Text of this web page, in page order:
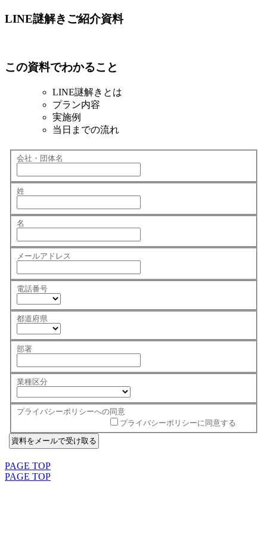
LINE謎解きご紹介資料
この資料でわかること
LINE謎解きとは
プラン内容
実施例
当日までの流れ
会社・団体名
姓
名
メールアドレス
電話番号
都道府県
部署
業種区分
プライバシーポリシーへの同意
プライバシーポリシーに同意する
PAGE TOP
PAGE TOP